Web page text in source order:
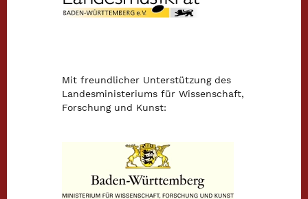
Mit freundlicher Unterstützung des
Landesministeriums für Wissenschaft,
Forschung und Kunst: